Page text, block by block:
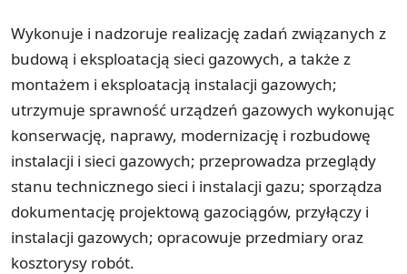
Wykonuje i nadzoruje realizację zadań związanych z
budową i eksploatacją sieci gazowych, a także z
montażem i eksploatacją instalacji gazowych;
utrzymuje sprawność urządzeń gazowych wykonując
konserwację, naprawy, modernizację i rozbudowę
instalacji i sieci gazowych; przeprowadza przeglądy
stanu technicznego sieci i instalacji gazu; sporządza
dokumentację projektową gazociągów, przyłączy i
instalacji gazowych; opracowuje przedmiary oraz
kosztorysy robót.